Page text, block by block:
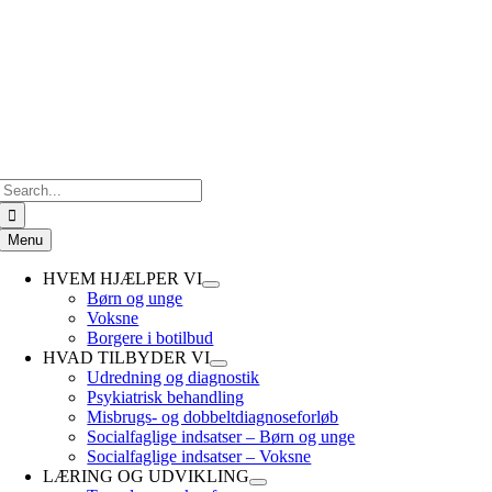
Menu
HVEM HJÆLPER VI
Børn og unge
Voksne
Borgere i botilbud
HVAD TILBYDER VI
Udredning og diagnostik
Psykiatrisk behandling
Misbrugs- og dobbeltdiagnoseforløb
Socialfaglige indsatser – Børn og unge
Socialfaglige indsatser – Voksne
LÆRING OG UDVIKLING